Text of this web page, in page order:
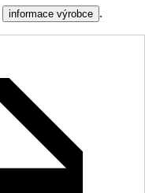
informace výrobce .